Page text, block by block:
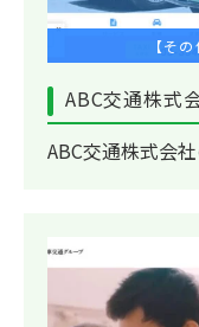
【そ
ABC交通株式
ABC交通株式会